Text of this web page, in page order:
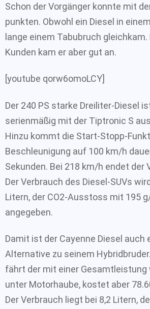
Schon der Vorgänger konnte mit
punkten. Obwohl ein Diesel in
lange einem Tabubruch gleichkam.
Kunden kam er aber gut an.
[youtube qorw6omoLCY]
Der 240 PS starke Dreiliter-Diesel
serienmäßig mit der Tiptronic S
Hinzu kommt die Start-Stopp-
Beschleunigung auf 100 km/h
Sekunden. Bei 218 km/h endet der
Der Verbrauch des Diesel-SUVs
Litern, der CO2-Ausstoss mit 195
angegeben.
Damit ist der Cayenne Diesel auch
Alternative zu seinem
fährt der mit einer Gesamtleistung
unter Motorhaube, kostet aber
Der Verbrauch liegt bei 8,2 Litern,